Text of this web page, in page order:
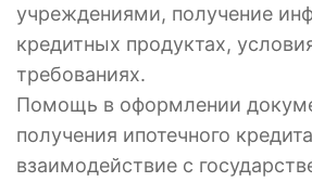
учреждениями, получение
кредитных продуктах,
требованиях.
Помощь в оформлении
получения ипотечного
взаимодействие с